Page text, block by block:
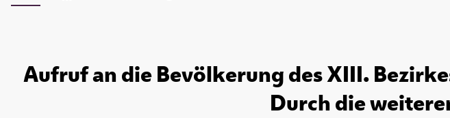
Aufruf an die Bevölkerung des XIII.
Durch die